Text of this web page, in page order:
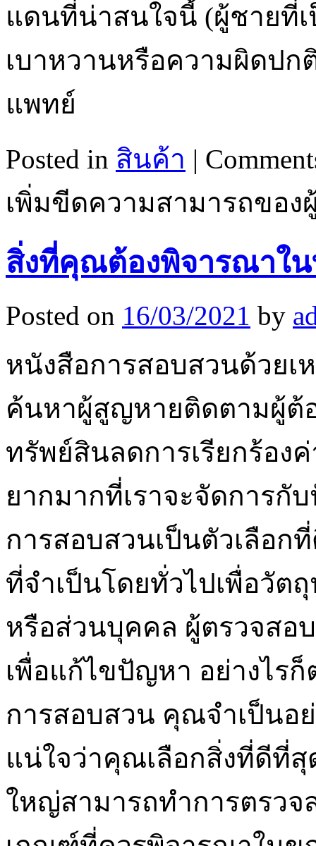
แดนที่น่าสนใจนี้ (ผู้ชายที่
เบาหวานหรือความผิดปก
แพทย์
Posted in สินค้า |
เพิ่มขีดความสามารถของ
สิ่งที่คุณต้องพิจารณาใ
Posted on 16/03/2021 by
หนังสือการสอบสวนด้วยเ
ค้นหาผู้สูญหายติดตามผู้ต้
ทรัพย์สินลดการเรียกร้อง
ยากมากที่เราจะจัดการกั
การสอบสวนเป็นตัวเลือก
ที่จำเป็นโดยทั่วไปเพื่อวัต
หรือส่วนบุคคล ผู้ตรวจสอ
เพื่อแก้ไขปัญหา อย่างไร
การสอบสวน คุณจำเป็นอ
แน่ใจว่าคุณเลือกสิ่งที่ดีที่สุ
ใหญ่สามารถทำการตรวจ